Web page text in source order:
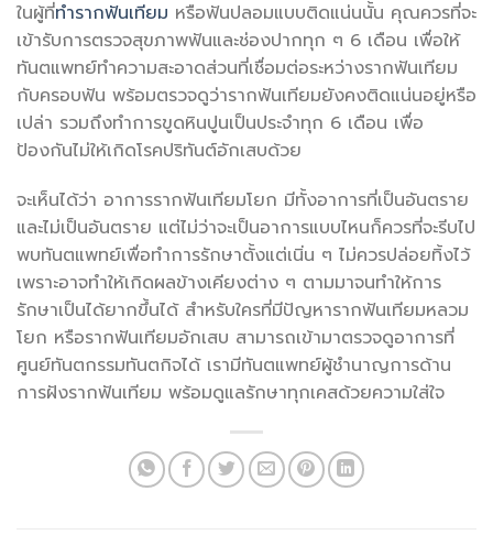
ในผู้ที่ทำรากฟันเทียม หรือฟันปลอมแบบติดแน่นนั้น คุณควรที่จะ
เข้ารับการตรวจสุขภาพฟันและช่องปากทุก ๆ 6 เดือน เพื่อให้
ทันตแพทย์ทำความสะอาดส่วนที่เชื่อมต่อระหว่างรากฟันเทียม
กับครอบฟัน พร้อมตรวจดูว่ารากฟันเทียมยังคงติดแน่นอยู่หรือ
เปล่า รวมถึงทำการขูดหินปูนเป็นประจำทุก 6 เดือน เพื่อ
ป้องกันไม่ให้เกิดโรคปริทันต์อักเสบด้วย
จะเห็นได้ว่า อาการรากฟันเทียมโยก มีทั้งอาการที่เป็นอันตราย
และไม่เป็นอันตราย แต่ไม่ว่าจะเป็นอาการแบบไหนก็ควรที่จะรีบไป
พบทันตแพทย์เพื่อทำการรักษาตั้งแต่เนิ่น ๆ ไม่ควรปล่อยทิ้งไว้
เพราะอาจทำให้เกิดผลข้างเคียงต่าง ๆ ตามมาจนทำให้การ
รักษาเป็นได้ยากขึ้นได้ สำหรับใครที่มีปัญหารากฟันเทียมหลวม
โยก หรือรากฟันเทียมอักเสบ สามารถเข้ามาตรวจดูอาการที่
ศูนย์ทันตกรรมทันตกิจได้ เรามีทันตแพทย์ผู้ชำนาญการด้าน
การฝังรากฟันเทียม พร้อมดูแลรักษาทุกเคสด้วยความใส่ใจ